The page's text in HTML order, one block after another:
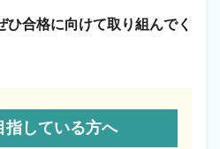
合格に向けて取り組んでく
指している方へ